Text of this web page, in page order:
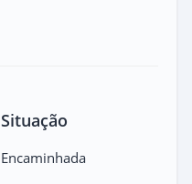
Situação
Encaminhada